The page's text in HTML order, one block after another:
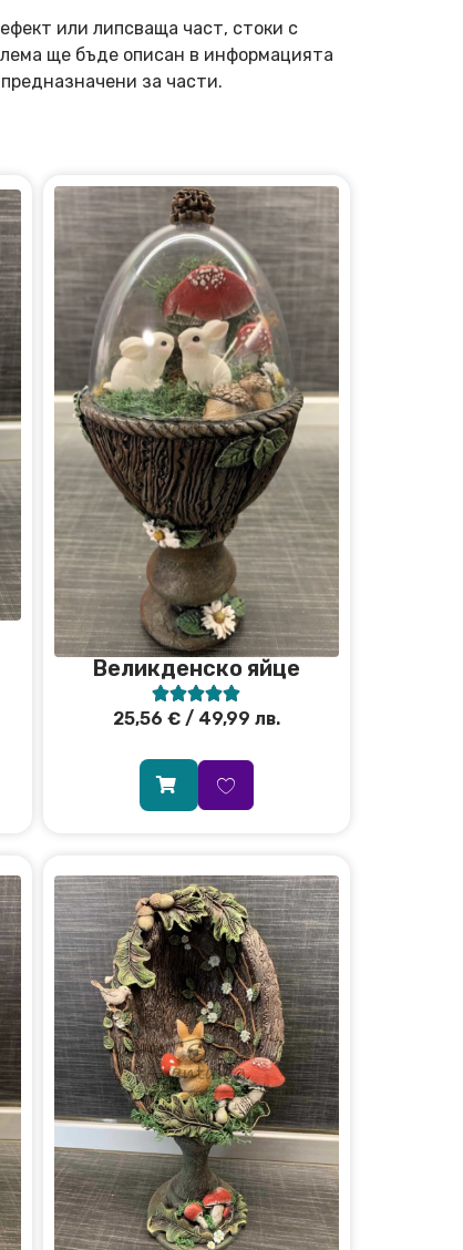
или липсваща част, стоки с
ще бъде описан в информацията
за части.
Великденско яйце

25,56 €/ 49,99 лв.